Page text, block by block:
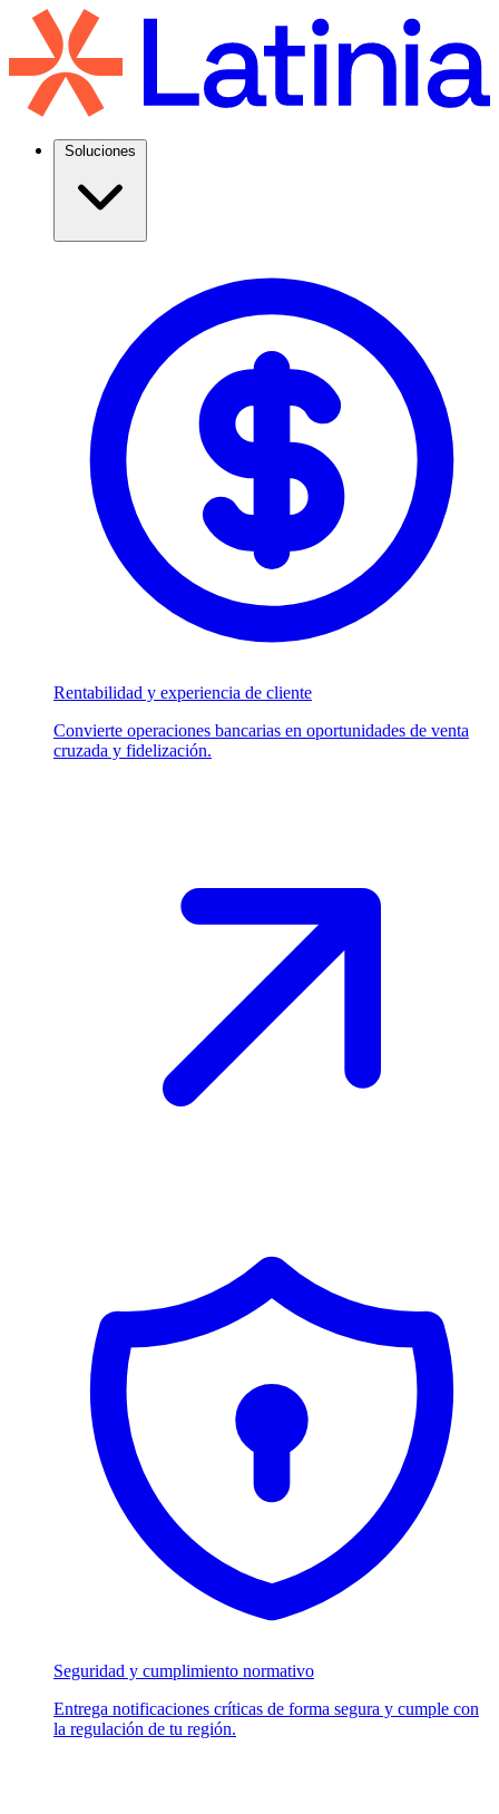
Soluciones
Rentabilidad y experiencia de cliente
Convierte operaciones bancarias en oportunidades de venta
cruzada y fidelización.
Seguridad y cumplimiento normativo
Entrega notificaciones críticas de forma segura y cumple con
la regulación de tu región.